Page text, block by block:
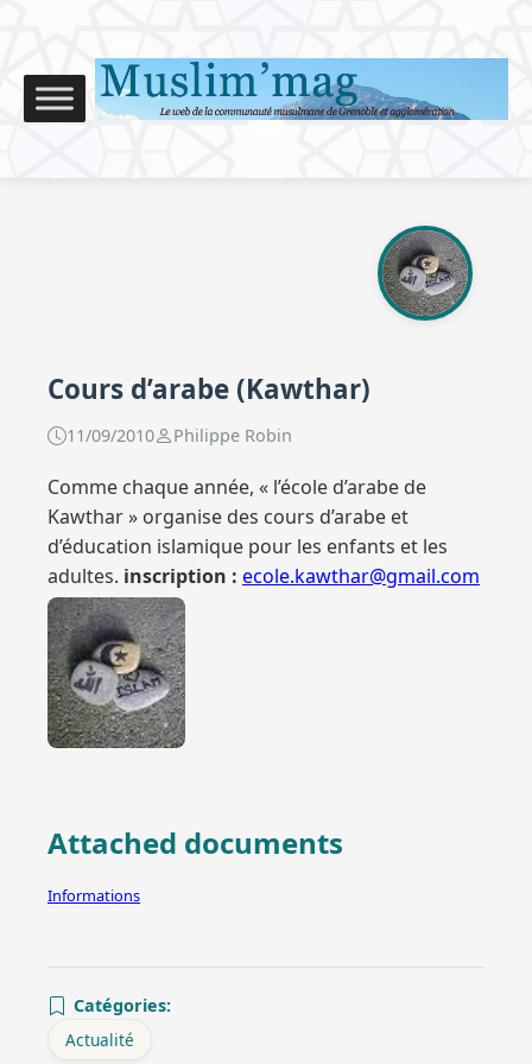
Cours d’arabe (Kawthar)
11/09/2010 Philippe Robin
Comme chaque année, « l’école d’arabe de
Kawthar » organise des cours d’arabe et
d’éducation islamique pour les enfants et les
adultes. inscription : ecole.kawthar@gmail.com
Attached documents
Informations
Catégories:
Actualité